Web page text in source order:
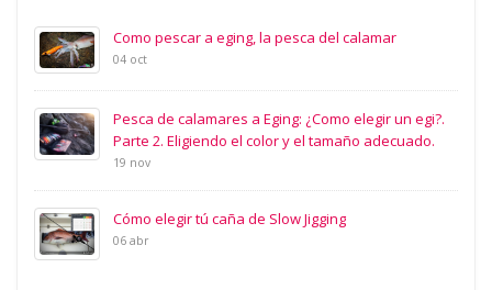
Como pescar a eging, la pesca del calamar
04 oct
Pesca de calamares a Eging: ¿Como elegir un egi?.
Parte 2. Eligiendo el color y el tamaño adecuado.
19 nov
Cómo elegir tú caña de Slow Jigging
06 abr